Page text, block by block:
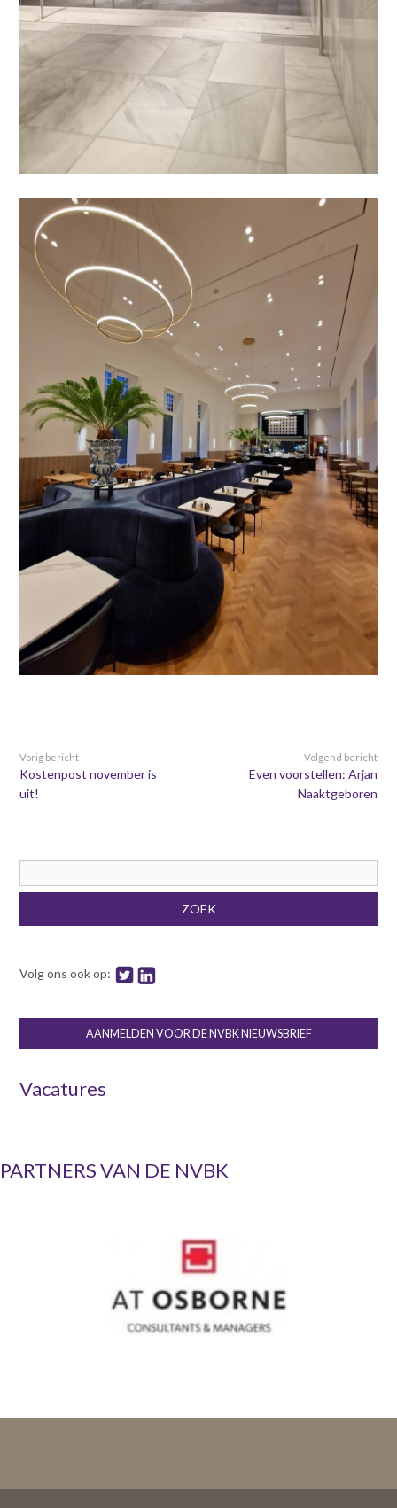
Vorig bericht
Kostenpost november is
uit!
Volgend bericht
Even voorstellen: Arjan
Naaktgeboren
ZOEK
Volg ons ook op:
AANMELDEN VOOR DE NVBK NIEUWSBRIEF
Vacatures
PARTNERS VAN DE NVBK